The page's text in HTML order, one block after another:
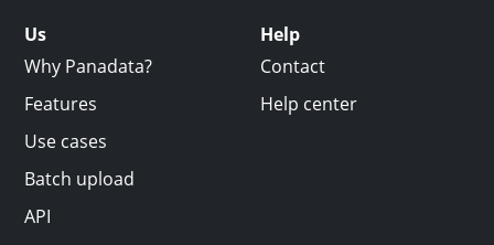
Us
Why Panadata?
Features
Use cases
Batch upload
API
Help
Contact
Help center